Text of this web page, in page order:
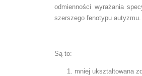
odmienności wyrażania
szerszego fenotypu autyzmu.
Są to:
mniej ukształtowana